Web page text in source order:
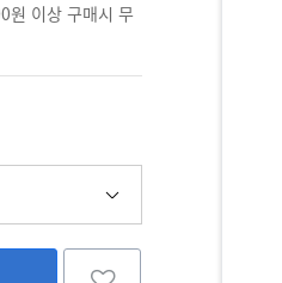
이상 구매시 무